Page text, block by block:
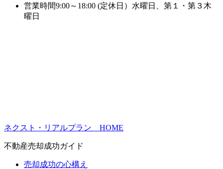
営業時間9:00～18:00 (定休日）水曜日、第１・第３木
曜日
ネクスト・リアルプラン HOME
不動産売却成功ガイド
売却成功の心構え